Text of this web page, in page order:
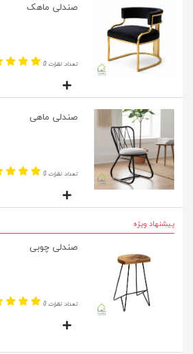
صندلی ماهک
تعداد نظرات 0
صندلی ماهی
تعداد نظرات 0
پیشنهاد ویژه
صندلی چوبی
تعداد نظرات 0